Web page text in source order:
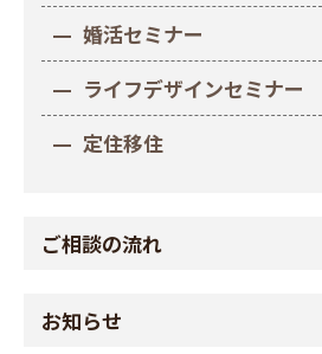
婚活セミナー
ライフデザインセミナー
定住移住
ご相談の流れ
お知らせ